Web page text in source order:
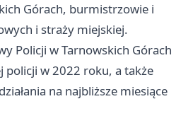
Górach, burmistrzowie i
i straży miejskiej.
Policji w Tarnowskich Górach
policji w 2022 roku, a także
na najbliższe miesiące